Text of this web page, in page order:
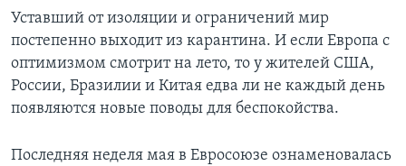
Уставший от изоляции и ограничений мир
постепенно выходит из карантина. И если Европа с
оптимизмом смотрит на лето, то у жителей США,
России, Бразилии и Китая едва ли не каждый день
появляются новые поводы для беспокойства.
Последняя неделя мая в Евросоюзе ознаменовалась